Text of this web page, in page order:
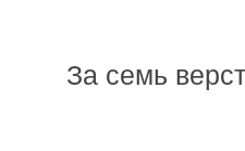
За семь